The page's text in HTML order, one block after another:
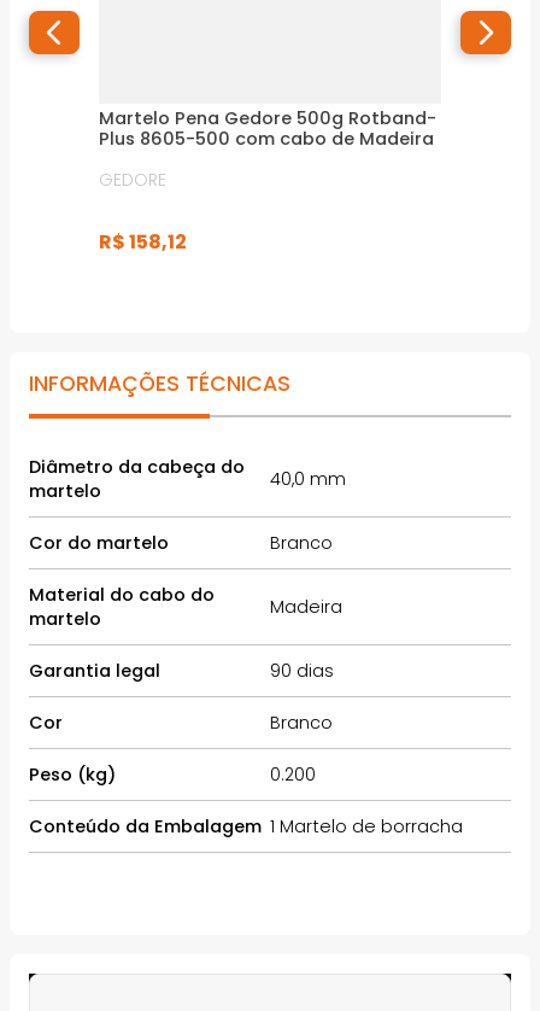
Martelo Pena Gedore 500g Rotband-
Plus 8605-500 com cabo de Madeira
GEDORE
R$158,12
INFORMAÇÕES TÉCNICAS
Diâmetro da cabeça do
martelo
40,0 mm
Cor do martelo Branco
Material do cabo do
martelo
Madeira
Garantia legal 90 dias
Cor Branco
Peso (kg) 0.200
Conteúdo da Embalagem 1 Martelo de borracha